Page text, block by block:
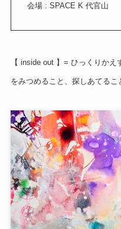
会場 : SPACE K 代官山
【 inside out 】= ひっくりか
をみつめること、探しあてるこ